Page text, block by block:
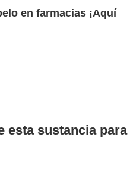
en farmacias ¡Aquí
esta sustancia para